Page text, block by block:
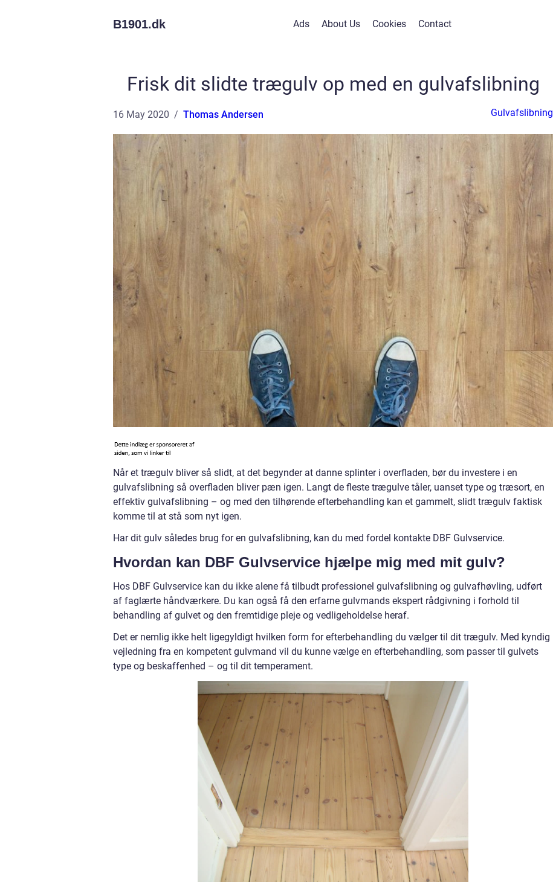
B1901.dk Ads About Us Cookies Contact
Frisk dit slidte trægulv op med en gulvafslibning
16 May 2020 Thomas Andersen Gulvafslibning
Når et trægulv bliver så slidt, at det begynder at danne splinter i overfladen, bør du investere i en
gulvafslibning så overfladen bliver pæn igen. Langt de fleste trægulve tåler, uanset type og træsort, en
effektiv gulvafslibning – og med den tilhørende efterbehandling kan et gammelt, slidt trægulv faktisk
komme til at stå som nyt igen.
Har dit gulv således brug for en gulvafslibning, kan du med fordel kontakte DBF Gulvservice.
Hvordan kan DBF Gulvservice hjælpe mig med mit gulv?
Hos DBF Gulvservice kan du ikke alene få tilbudt professionel gulvafslibning og gulvafhøvling, udført
af faglærte håndværkere. Du kan også få den erfarne gulvmands ekspert rådgivning i forhold til
behandling af gulvet og den fremtidige pleje og vedligeholdelse heraf.
Det er nemlig ikke helt ligegyldigt hvilken form for efterbehandling du vælger til dit trægulv. Med kyndig
vejledning fra en kompetent gulvmand vil du kunne vælge en efterbehandling, som passer til gulvets
type og beskaffenhed – og til dit temperament.